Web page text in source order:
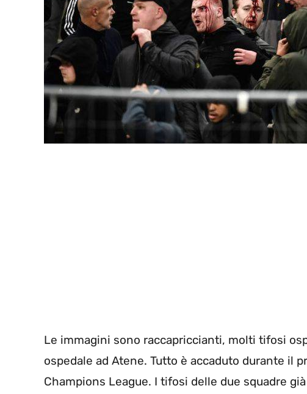
Le immagini sono raccapriccianti, molti tifosi
ospedale ad Atene. Tutto è accaduto durante il
Champions League. I tifosi delle due squadre